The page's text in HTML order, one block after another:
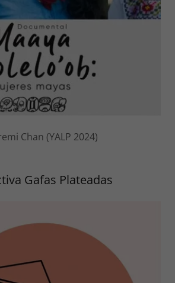
Chan (YALP 2024)
Gafas Plateadas